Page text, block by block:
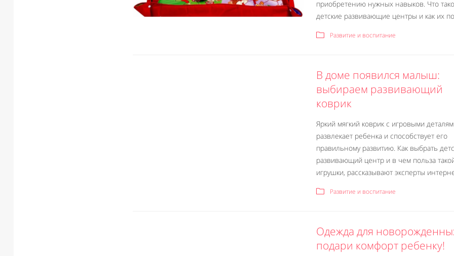
приобретению нужных навыков. Что
детские развивающие центры и как их
Развитие и воспитание
В доме появился малыш:
выбираем развивающий
коврик
Яркий мягкий коврик с игровыми
развлекает ребенка и способствует его
правильному развитию. Как выбрать
развивающий центр и в чем польза
игрушки, рассказывают эксперты
Развитие и воспитание
Одежда для
подари комфорт ребенку!